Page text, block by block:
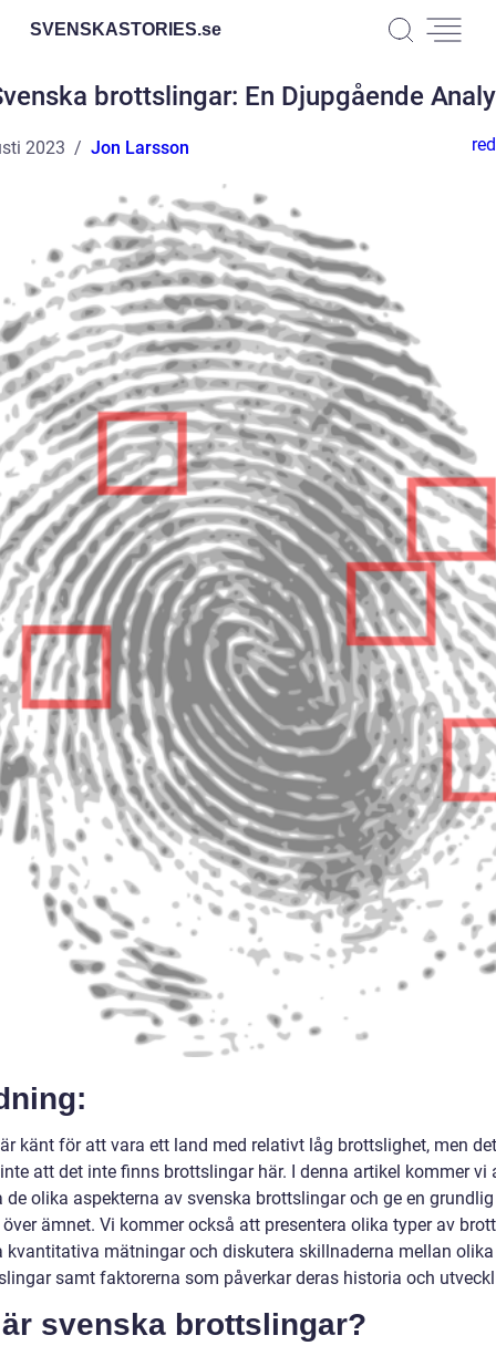
SVENSKASTORIES.se
brottslingar: En Djupgående
2023 Jon Larsson
känt för att vara ett land med relativt låg brottslighet, men det
att det inte finns brottslingar här. I denna artikel kommer vi
de olika aspekterna av svenska brottslingar och ge en grundlig
ämnet. Vi kommer också att presentera olika typer av
kvantitativa mätningar och diskutera skillnaderna mellan
samt faktorerna som påverkar deras historia och
svenska brottslingar?